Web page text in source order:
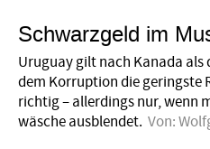
Schwarzgeld im
Uruguay gilt nach Kanada als
dem Korruption die geringste
richtig – allerdings nur, wenn
wäsche ausblendet. Von: